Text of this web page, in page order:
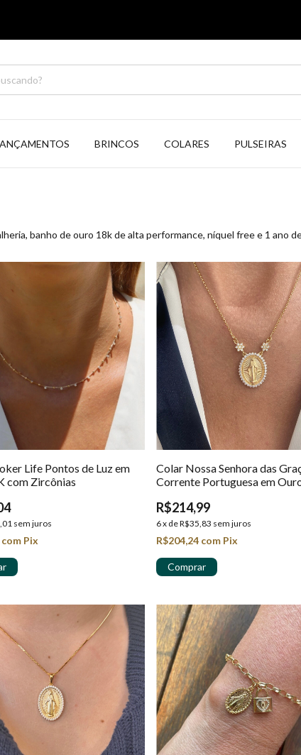
BRINCOS COLARES PULSEIRAS
banho de ouro 18k de alta performance, níquel free e 1 ano
Life Pontos de Luz em
com Zircônias
sem juros
com Pix
Colar Nossa Senhora das
Corrente Portuguesa em
R$214,99
6x deR$35,83 sem juros
R$204,24 com Pix